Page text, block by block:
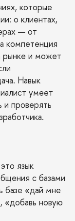
которые
о клиентах,
— от
компетенция
рынке и может
Навык
умеет
и проверять
язык
с базами
базе «дай мне
«добавь новую